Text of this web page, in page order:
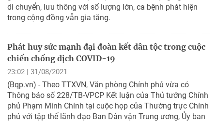
di chuyển, lưu thông với số lượng lớn, ca bệnh phát hiện
trong cộng đồng vẫn gia tăng.
Phát huy sức mạnh đại đoàn kết dân tộc trong cuộc
chiến chống dịch COVID-19
23:02 | 31/08/2021
(Bqp.vn) - Theo TTXVN, Văn phòng Chính phủ vừa có
Thông báo số 228/TB-VPCP Kết luận của Thủ tướng Chính
phủ Phạm Minh Chính tại cuộc họp của Thường trực Chính
phủ với tập thể lãnh đạo Ban Dân vận Trung ương, Ủy ban